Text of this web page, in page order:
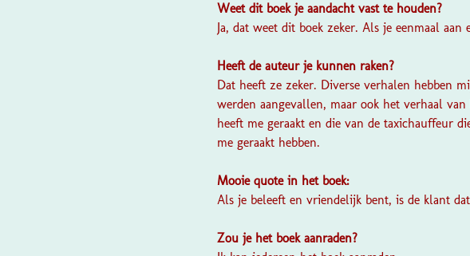
Weet dit boek je aandacht vast te houden?
Ja, dat weet dit boek zeker. Als je eenmaal
Heeft de auteur je kunnen raken?
Dat heeft ze zeker. Diverse verhalen hebben
werden aangevallen, maar ook het verhaal
heeft me geraakt en die van de taxichauffeur
me geraakt hebben.
Mooie quote in het boek:
Als je beleeft en vriendelijk bent, is de klant
Zou je het boek aanraden?